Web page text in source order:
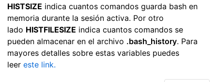
HISTSIZE indica cuantos comandos guarda bash en
memoria durante la sesión activa. Por otro
lado HISTFILESIZE indica cuantos comandos se
pueden almacenar en el archivo .bash_history. Para
mayores detalles sobre estas variables puedes
leer este link.